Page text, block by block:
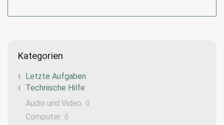
Kategorien
Letzte Aufgaben
Technische Hilfe
Audio und Video
0
Computer 0